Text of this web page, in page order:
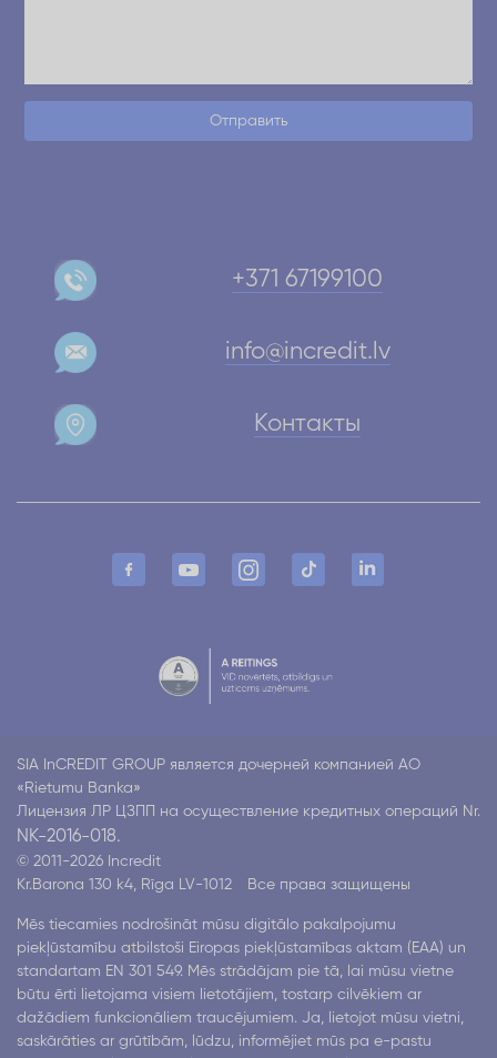
Отправить
+371 67199100
info@incredit.lv
Контакты
SIA InCREDIT GROUP является дочерней компанией АО
«Rietumu Banka»
Лицензия ЛР ЦЗПП на осуществление кредитных операций Nr.
NK-2016-018.
© 2011-2026 Incredit
Kr.Barona 130 k4, Rīga LV-1012
Все права защищены
Mēs tiecamies nodrošināt mūsu digitālo pakalpojumu
piekļūstamību atbilstoši Eiropas piekļūstamības aktam (EAA) un
standartam EN 301 549. Mēs strādājam pie tā, lai mūsu vietne
būtu ērti lietojama visiem lietotājiem, tostarp cilvēkiem ar
dažādiem funkcionāliem traucējumiem. Ja, lietojot mūsu vietni,
saskārāties ar grūtībām, lūdzu, informējiet mūs pa e-pastu